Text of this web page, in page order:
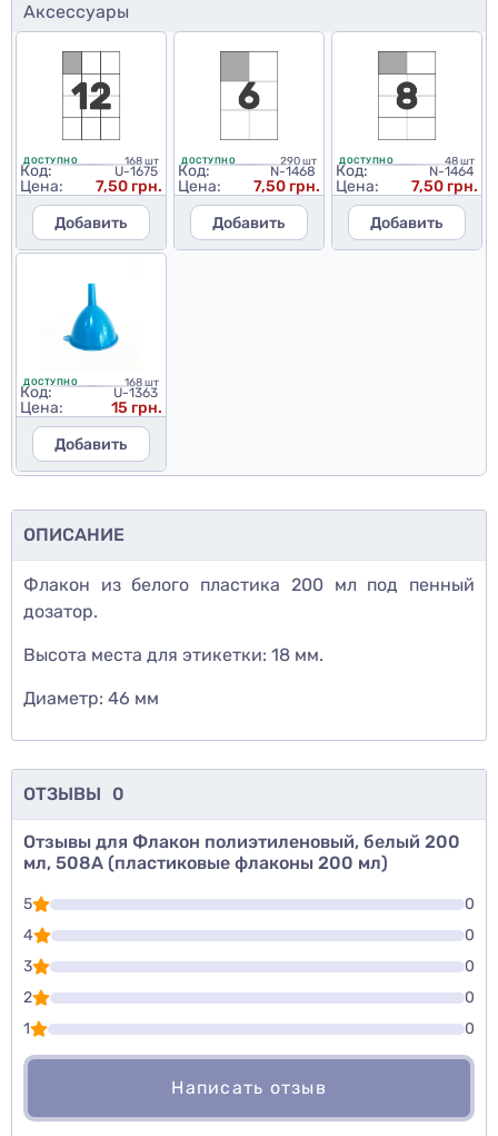
Аксессуары
ДОСТУПНО 168 шт
Код: U-1675
Цена:
7,50 грн.
Добавить
ДОСТУПНО 290 шт
Код: N-1468
Цена:
7,50 грн.
Добавить
ДОСТУПНО 48 шт
Код: N-1464
Цена:
7,50 грн.
Добавить
ДОСТУПНО 168 шт
Код: U-1363
Цена:
15 грн.
Добавить
ОПИСАНИЕ
Флакон из белого пластика 200 мл под пенный
дозатор.
Высота места для этикетки: 18 мм.
Диаметр: 46 мм
ОТЗЫВЫ 0
Отзывы для Флакон полиэтиленовый, белый 200
мл, 508А (пластиковые флаконы 200 мл)
5
0
4
0
3
0
2
0
1
0
Написать отзыв